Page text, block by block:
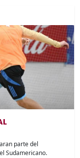
parte del
Sudamericano.